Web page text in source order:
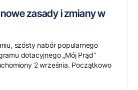
zasady i zmiany w
szósty nabór popularnego
dotacyjnego „Mój Prąd”
2 września. Początkowo